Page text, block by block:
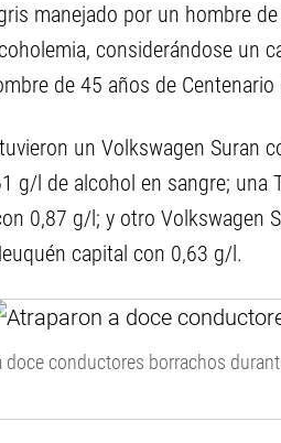
manejado por un hombre
considerándose un
de 45 años de
un Volkswagen Suran
g/l de alcohol en sangre;
0,87 g/l; y otro Volkswagen
capital con 0,63 g/l.
doce conductores borrachos